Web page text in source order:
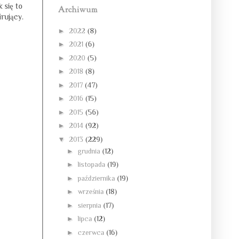
się to
Archiwum
► 2022 (8)
► 2021 (6)
► 2020 (5)
► 2018 (8)
► 2017 (47)
► 2016 (15)
► 2015 (56)
► 2014 (92)
▼ 2013 (229)
► grudnia (12)
► listopada (19)
► października (19)
► września (18)
► sierpnia (17)
► lipca (12)
► czerwca (16)